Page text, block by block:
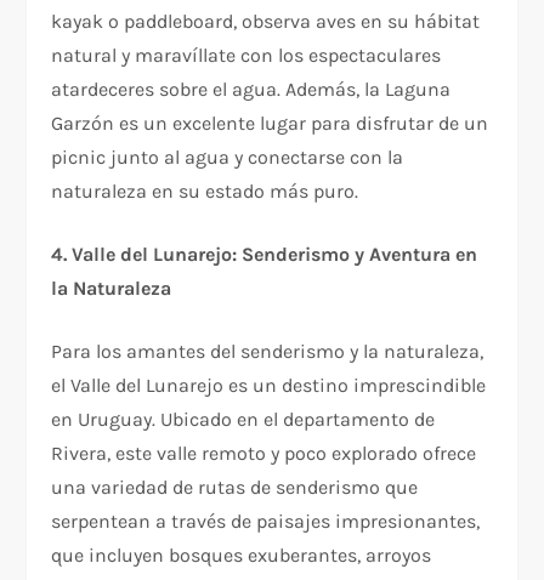
kayak o paddleboard, observa aves en su hábitat
natural y maravíllate con los espectaculares
atardeceres sobre el agua. Además, la Laguna
Garzón es un excelente lugar para disfrutar de un
picnic junto al agua y conectarse con la
naturaleza en su estado más puro.
4. Valle del Lunarejo: Senderismo y Aventura en
la Naturaleza
Para los amantes del senderismo y la naturaleza,
el Valle del Lunarejo es un destino imprescindible
en Uruguay. Ubicado en el departamento de
Rivera, este valle remoto y poco explorado ofrece
una variedad de rutas de senderismo que
serpentean a través de paisajes impresionantes,
que incluyen bosques exuberantes, arroyos